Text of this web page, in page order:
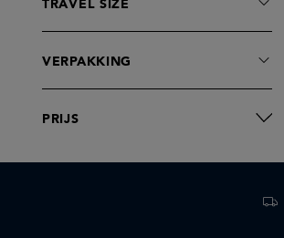
TRAVEL SIZE
VERPAKKING
PRIJS